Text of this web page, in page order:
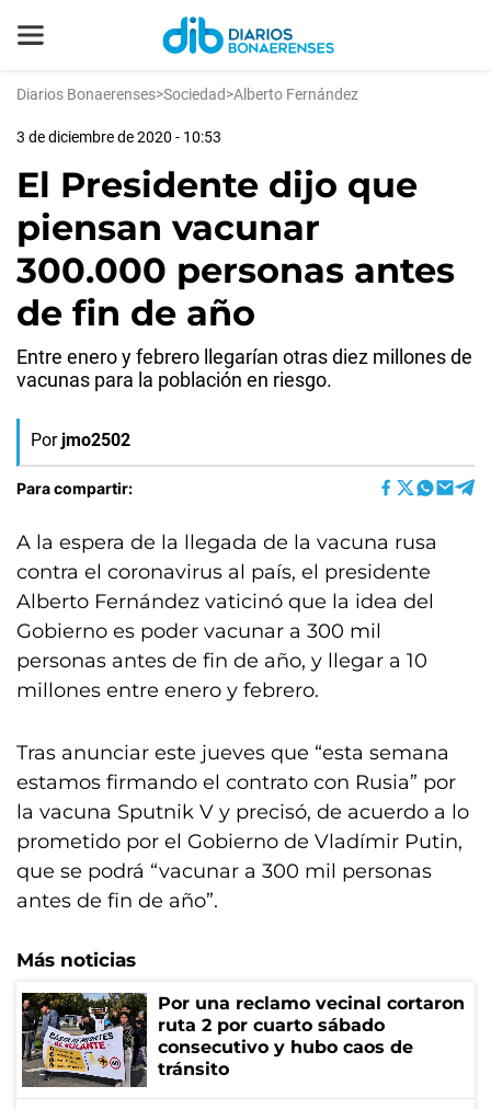
Diarios Bonaerenses>Sociedad>Alberto Fernández
3 de diciembre de 2020 - 10:53
El Presidente dijo que
piensan vacunar
300.000 personas antes
de fin de año
Entre enero y febrero llegarían otras diez millones de
vacunas para la población en riesgo.
Por jmo2502
Para compartir:
A la espera de la llegada de la vacuna rusa
contra el coronavirus al país, el presidente
Alberto Fernández vaticinó que la idea del
Gobierno es poder vacunar a 300 mil
personas antes de fin de año, y llegar a 10
millones entre enero y febrero.
Tras anunciar este jueves que “esta semana
estamos firmando el contrato con Rusia” por
la vacuna Sputnik V y precisó, de acuerdo a lo
prometido por el Gobierno de Vladímir Putin,
que se podrá “vacunar a 300 mil personas
antes de fin de año”.
Más noticias
Por una reclamo vecinal cortaron
ruta 2 por cuarto sábado
consecutivo y hubo caos de
tránsito